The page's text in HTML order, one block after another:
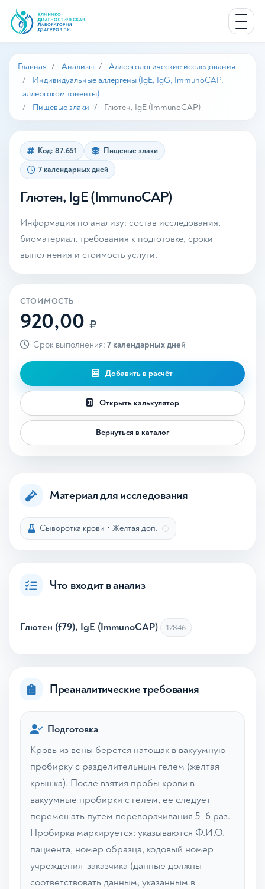
Главная Анализы
Аллергологические исследования
Индивидуальные аллергены (IgE, IgG, ImmunoCAP,
аллергокомпоненты)
Пищевые злаки
Глютен, IgE (ImmunoCAP)
Код: 87.651
Пищевые злаки
7 календарных дней
Глютен, IgE (ImmunoCAP)
Информация по анализу: состав исследования,
биоматериал, требования к подготовке, сроки
выполнения и стоимость услуги.
СТОИМОСТЬ
920,00 ₽
Срок выполнения: 7 календарных дней
Добавить в расчёт
Открыть калькулятор
Вернуться в каталог
Материал для исследования
Сыворотка крови • Желтая доп.
Что входит в анализ
Глютен (f79), IgE (ImmunoCAP) 12846
Преаналитические требования
Подготовка
Кровь из вены берется натощак в вакуумную
пробирку с разделительным гелем (желтая
крышка). После взятия пробы крови в
вакуумные пробирки с гелем, ее следует
перемешать путем переворачивания 5–6 раз.
Пробирка маркируется: указываются Ф.И.О.
пациента, номер образца, кодовый номер
учреждения-заказчика (данные должны
соответствовать данным, указанным в